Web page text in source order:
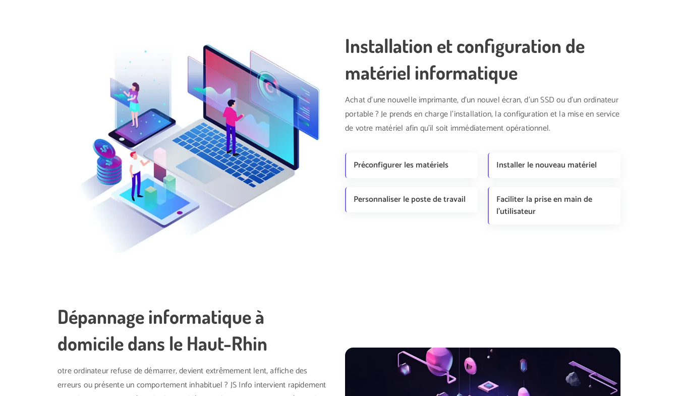
Installation et configuration de
matériel informatique
Achat d'une nouvelle imprimante, d'un nouvel écran, d'un SSD ou d'un ordinateur
portable ? Je prends en charge l'installation, la configuration et la mise en service
de votre matériel afin qu'il soit immédiatement opérationnel.
Préconfigurer les matériels Installer le nouveau matériel
Personnaliser le poste de travail
Faciliter la prise en main de
l’utilisateur
Dépannage informatique à
domicile dans le Haut-Rhin
otre ordinateur refuse de démarrer, devient extrêmement lent, affiche des
erreurs ou présente un comportement inhabituel ? JS Info intervient rapidement